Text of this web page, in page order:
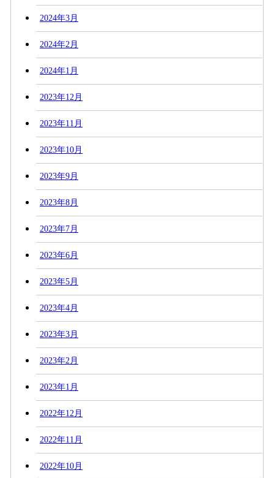
2024年3月
2024年2月
2024年1月
2023年12月
2023年11月
2023年10月
2023年9月
2023年8月
2023年7月
2023年6月
2023年5月
2023年4月
2023年3月
2023年2月
2023年1月
2022年12月
2022年11月
2022年10月